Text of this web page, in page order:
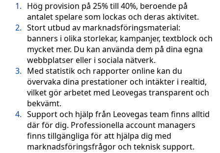
Hög provision på 25% till 40%, beroende på
antalet spelare som lockas och deras aktivitet.
Stort utbud av marknadsföringsmaterial:
banners i olika storlekar, kampanjer, textblock och
mycket mer. Du kan använda dem på dina egna
webbplatser eller i sociala nätverk.
Med statistik och rapporter online kan du
övervaka dina prestationer och intäkter i realtid,
vilket gör arbetet med Leovegas transparent och
bekvämt.
Support och hjälp från Leovegas team finns alltid
där för dig. Professionella account managers
finns tillgängliga för att hjälpa dig med
marknadsföringsfrågor och teknisk support.